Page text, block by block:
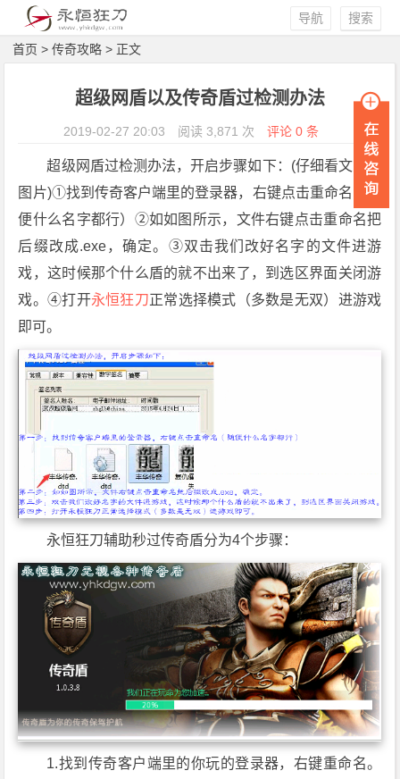
搜索
导航
首页 >传奇攻略 > 正文
超级网盾以及传奇盾过检测办法
2019-02-27 20:03 阅读 3,871 次 评论 0 条
超级网盾过检测办法，开启步骤如下：(仔细看文字和
图片)①找到传奇客户端里的登录器，右键点击重命名（随
便什么名字都行）②如如图所示，文件右键点击重命名把
后缀改成.exe，确定。③双击我们改好名字的文件进游
戏，这时候那个什么盾的就不出来了，到选区界面关闭游
戏。④打开永恒狂刀正常选择模式（多数是无双）进游戏
即可。
永恒狂刀辅助秒过传奇盾分为4个步骤：
1.找到传奇客户端里的你玩的登录器，右键重命名。